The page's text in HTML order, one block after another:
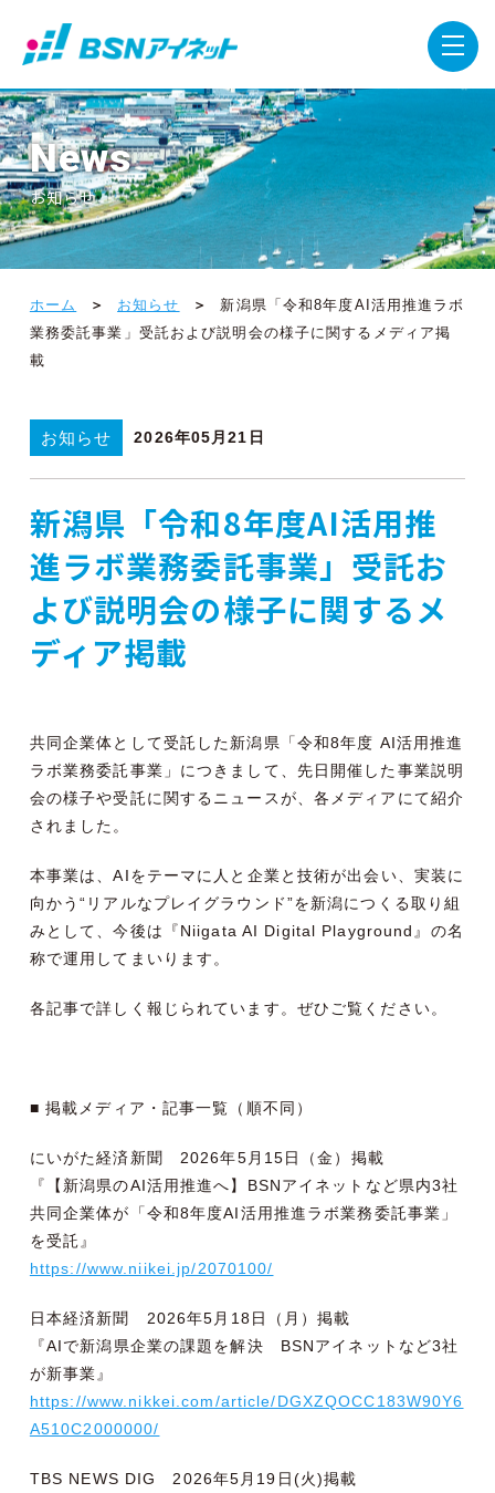
News
お知らせ
ホーム お知らせ
新潟県「令和8年度AI活用推進ラボ
業務委託事業」受託および説明会の様子に関するメディア掲
載
お知らせ 2026年05月21日
新潟県「令和8年度AI活用推
進ラボ業務委託事業」受託お
よび説明会の様子に関するメ
ディア掲載
共同企業体として受託した新潟県「令和8年度 AI活用推進
ラボ業務委託事業」につきまして、先日開催した事業説明
会の様子や受託に関するニュースが、各メディアにて紹介
されました。
本事業は、AIをテーマに人と企業と技術が出会い、実装に
向かう“リアルなプレイグラウンド”を新潟につくる取り組
みとして、今後は『Niigata AI Digital Playground』の名
称で運用してまいります。
各記事で詳しく報じられています。ぜひご覧ください。
■ 掲載メディア・記事一覧（順不同）
にいがた経済新聞 2026年5月15日（金）掲載
『【新潟県のAI活用推進へ】BSNアイネットなど県内3社
共同企業体が「令和8年度AI活用推進ラボ業務委託事業」
を受託』
https://www.niikei.jp/2070100/
日本経済新聞 2026年5月18日（月）掲載
『AIで新潟県企業の課題を解決 BSNアイネットなど3社
が新事業』
https://www.nikkei.com/article/DGXZQOCC183W90Y6
A510C2000000/
TBS NEWS DIG 2026年5月19日(火)掲載